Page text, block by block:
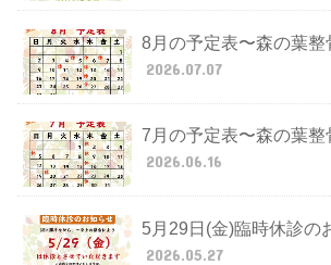
8月の予定表〜森の葉整
2026.07.07
7月の予定表〜森の葉整
2026.06.16
5月29日(金)臨時休診の
2026.05.27